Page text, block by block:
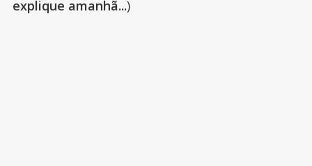
explique amanhã...)